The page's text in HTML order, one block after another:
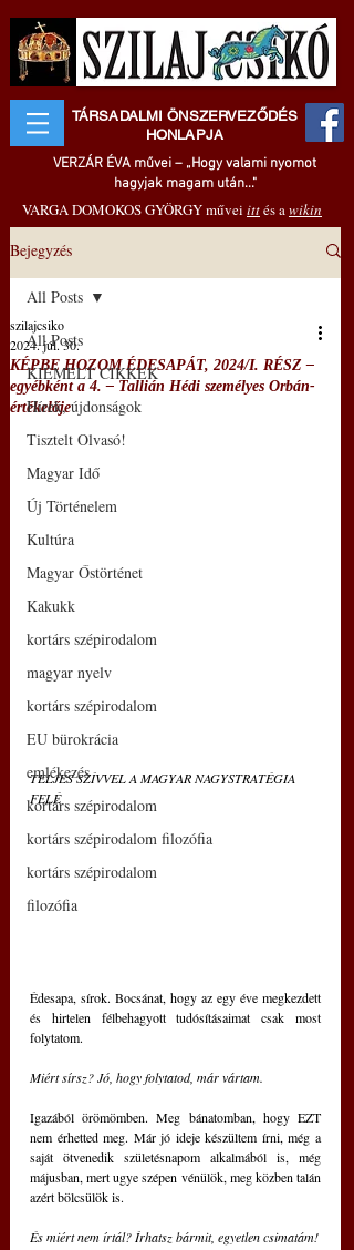
TÁRSADALMI ÖNSZERVEZŐDÉS
HONLAPJA
VERZÁR ÉVA művei – „Hogy valami nyomot
hagyjak magam után..."
VARGA DOMOKOS GYÖRGY művei ittés awikin
Bejegyzés
All Posts
KIEMELT CIKKEK
Hírek, újdonságok
Tisztelt Olvasó!
Magyar Idő
Új Történelem
Kultúra
Magyar Őstörténet
Kakukk
kortárs szépirodalom
magyar nyelv
kortárs szépirodalom
EU bürokrácia
emlékezés
kortárs szépirodalom
kortárs szépirodalom filozófia
kortárs szépirodalom
filozófia
All Posts
KÉPBE HOZOM ÉDESAPÁT, 2024/I. RÉSZ –
egyébként a 4. – Tallián Hédi személyes Orbán-
értékelője
szilajcsiko
2024. júl. 30.
TELJES SZÍVVEL A MAGYAR NAGYSTRATÉGIA
FELÉ
Édesapa, sírok. Bocsánat, hogy az egy éve megkezdett
és hirtelen félbehagyott tudósításaimat csak most
folytatom.
Miért sírsz? Jó, hogy folytatod, már vártam.
Igazából örömömben. Meg bánatomban, hogy EZT
nem érhetted meg. Már jó ideje készültem írni, még a
saját ötvenedik születésnapom alkalmából is, még
májusban, mert ugye szépen vénülök, meg közben talán
azért bölcsülök is.
És miért nem írtál? Írhatsz bármit, egyetlen csimatám!